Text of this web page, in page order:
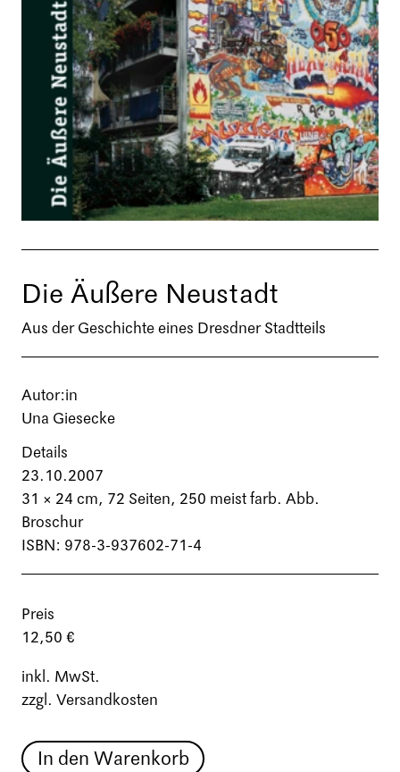
Die Äußere Neustadt
Aus der Geschichte eines Dresdner Stadtteils
Autor:in
Una Giesecke
Details
23.10.2007
31 × 24 cm, 72 Seiten, 250 meist farb. Abb.
Broschur
ISBN: 978-3-937602-71-4
Preis
12,50 €
inkl. MwSt.
zzgl. Versandkosten
In den Warenkorb